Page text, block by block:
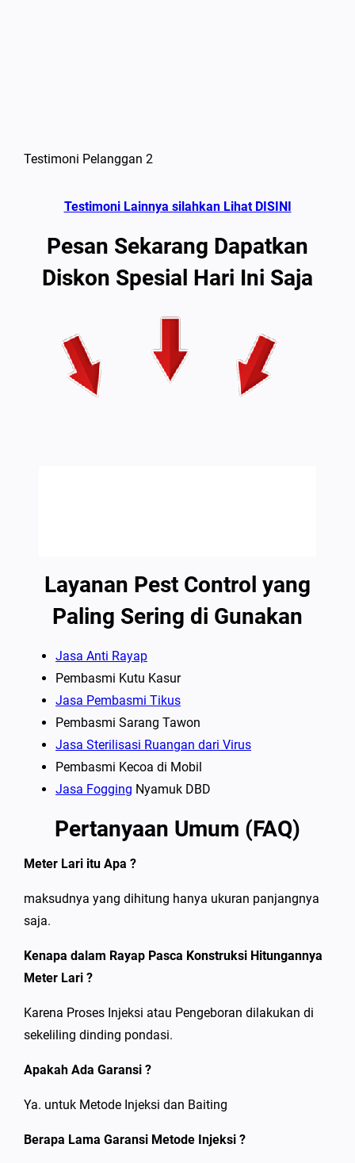
Testimoni Pelanggan 2
Testimoni Lainnya silahkan Lihat DISINI
Pesan Sekarang Dapatkan
Diskon Spesial Hari Ini Saja
Layanan Pest Control yang
Paling Sering di Gunakan
Jasa Anti Rayap
Pembasmi Kutu Kasur
Jasa Pembasmi Tikus
Pembasmi Sarang Tawon
Jasa Sterilisasi Ruangan dari Virus
Pembasmi Kecoa di Mobil
Jasa Fogging Nyamuk DBD
Pertanyaan Umum (FAQ)
Meter Lari itu Apa ?
maksudnya yang dihitung hanya ukuran panjangnya
saja.
Kenapa dalam Rayap Pasca Konstruksi Hitungannya
Meter Lari ?
Karena Proses Injeksi atau Pengeboran dilakukan di
sekeliling dinding pondasi.
Apakah Ada Garansi ?
Ya. untuk Metode Injeksi dan Baiting
Berapa Lama Garansi Metode Injeksi ?